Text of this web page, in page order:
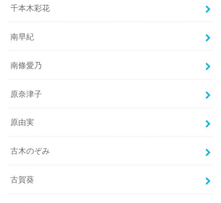
千本木彩花
南早紀
南條愛乃
原奈津子
原由実
古木のぞみ
古賀葵